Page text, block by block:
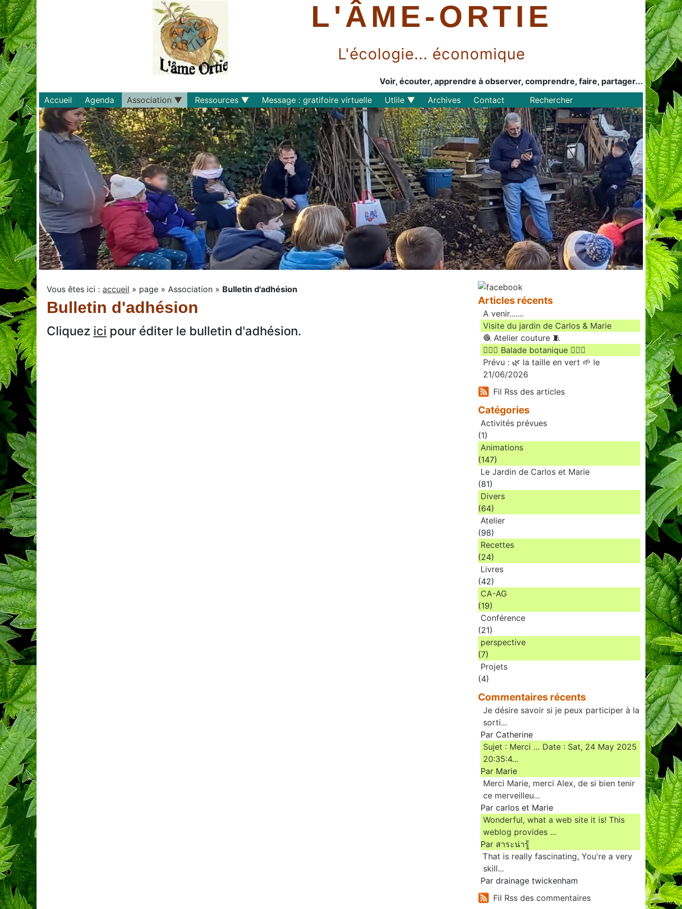
L'ÂME-ORTIE
L'écologie... économique
Voir, écouter, apprendre à observer, comprendre, faire, partager...
Accueil
Agenda
Association
Qui sommes-nous ?
Statuts et règlements
Adhérer
Documents
Plaquette
Bulletin d'adhésion
Ressources
Savoirs
Matériel
Livres
Recettes
Projets
Message : gratifoire virtuelle
Utlile
Outils libres
Liens
Perspective
Archives Contact Rechercher
Vous êtes ici : accueil » page » Association » Bulletin d'adhésion
Bulletin d'adhésion
Cliquez ici pour éditer le bulletin d'adhésion.
Articles récents
A venir.......
Visite du jardin de Carlos & Marie
🧶 Atelier couture 🧵
🚶🏻‍♀️ Balade botanique 🚶🏻‍♂️
Prévu : 🌿 la taille en vert 🌱 le
21/06/2026
Fil Rss des articles
Catégories
Activités prévues
(1)
Animations
(147)
Le Jardin de Carlos et Marie
(81)
Divers
(64)
Atelier
(98)
Recettes
(24)
Livres
(42)
CA-AG
(19)
Conférence
(21)
perspective
(7)
Projets
(4)
Commentaires récents
Je désire savoir si je peux participer à la
sorti...
Par Catherine
Sujet : Merci … Date : Sat, 24 May 2025
20:35:4...
Par Marie
Merci Marie, merci Alex, de si bien tenir
ce merveilleu...
Par carlos et Marie
Wonderful, what a web site it is! This
weblog provides ...
Par สาระน่ารู้
Ꭲhat is really fascinating, You'rе a very
skill...
Par drainage twickenham
Fil Rss des commentaires